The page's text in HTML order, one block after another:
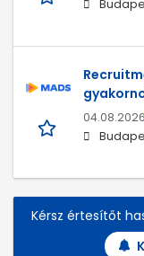
Kérsz értesítőt